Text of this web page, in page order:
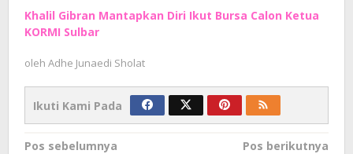
Khalil Gibran Mantapkan Diri Ikut Bursa Calon Ketua
KORMI Sulbar
oleh Adhe Junaedi Sholat
Ikuti Kami Pada
Navigasi
Pos sebelumnya Pos berikutnya